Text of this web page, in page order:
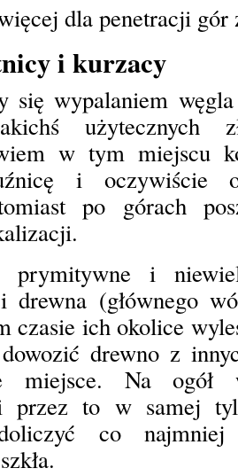
dla penetracji
i kurzacy
się wypalaniem
użytecznych
w tym miejscu
i oczywiście
po górach
prymitywne i
drewna (głównego
czasie ich okolice
drewno z
Na ogół
przez to w samej
co najmniej